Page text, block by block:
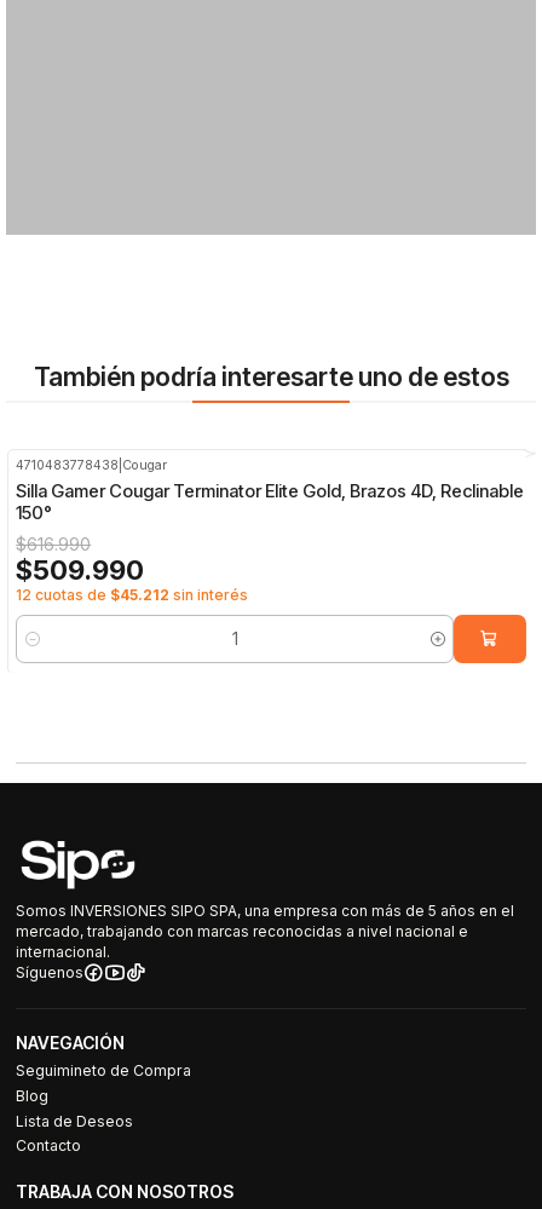
También podría interesarte uno de estos
4710483778438 Cougar
Silla Gamer Cougar Terminator Elite Gold, Brazos 4D, Reclinable
150°
$616.990
$509.990
12 cuotas de $45.212 sin interés
Cantidad
Somos INVERSIONES SIPO SPA, una empresa con más de 5 años en el
mercado, trabajando con marcas reconocidas a nivel nacional e
internacional.
Síguenos
NAVEGACIÓN
Seguimineto de Compra
Blog
Lista de Deseos
Contacto
TRABAJA CON NOSOTROS